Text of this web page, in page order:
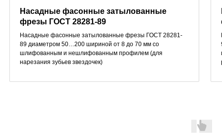
Насадные фасонные затылованные
фрезы ГОСТ 28281-89
Насадные фасонные затылованные фрезы ГОСТ 28281-
89 диаметром 50…200 шириной от 8 до 70 мм со
шлифованным и нешлифованным профилем (для
нарезания зубьев звездочек)